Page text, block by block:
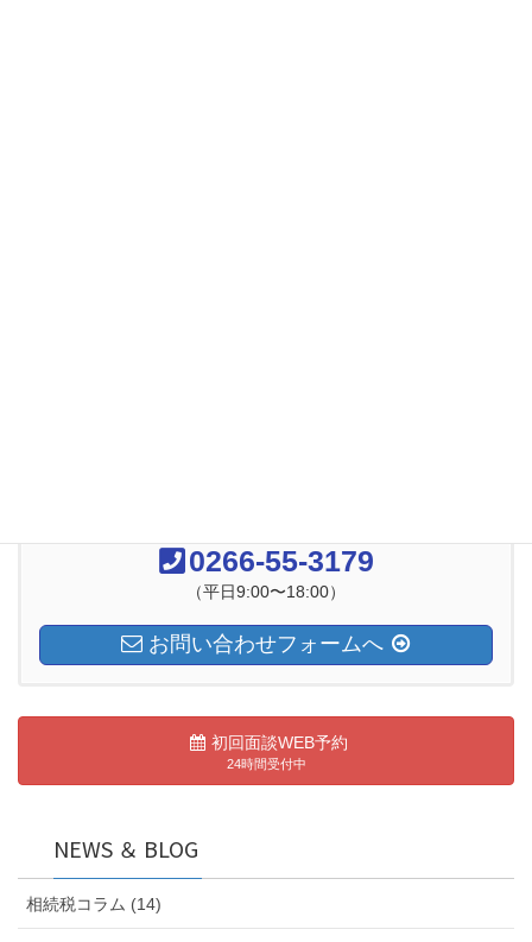
0266-55-3179
（平日9:00〜18:00）
お問い合わせフォームへ
初回面談WEB予約
24時間受付中
NEWS ＆ BLOG
相続税コラム (14)